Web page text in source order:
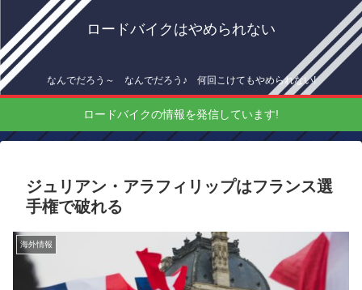
ロードバイクはやめられない
なんでだろう～ なんでだろう♪ 何回こけてもやめられない!
ロードバイクの情報を発信しています!
ジュリアン・アラフィリップはフランス選
手権で破れる
海外情報